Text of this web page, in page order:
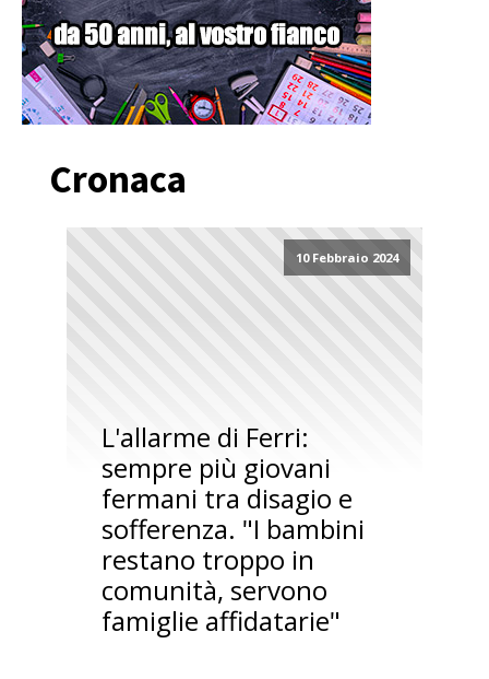
Cronaca
10 Febbraio 2024
L'allarme di Ferri:
sempre più giovani
fermani tra disagio e
sofferenza. "I bambini
restano troppo in
comunità, servono
famiglie affidatarie"